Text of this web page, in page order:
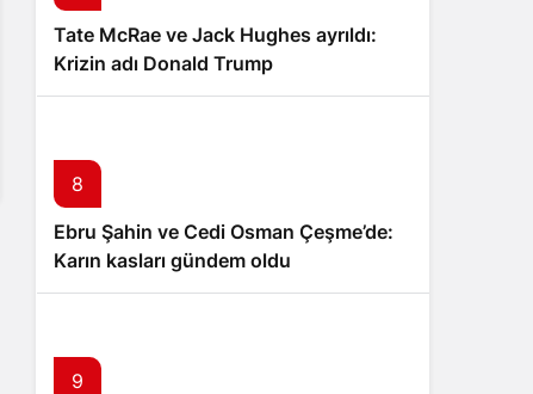
Tate McRae ve Jack Hughes ayrıldı:
Krizin adı Donald Trump
8
Ebru Şahin ve Cedi Osman Çeşme’de:
Karın kasları gündem oldu
9